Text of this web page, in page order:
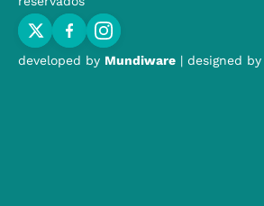
developed by Mundiware | designed by